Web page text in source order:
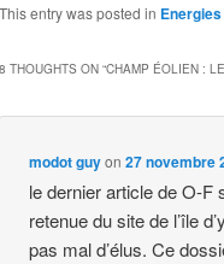
This entry was posted in
8 THOUGHTS ON “CHAMP ÉOLIEN :
modot guyon27 novembre
le dernier article de O-F
retenue du site de l’île
pas mal d’élus. Ce